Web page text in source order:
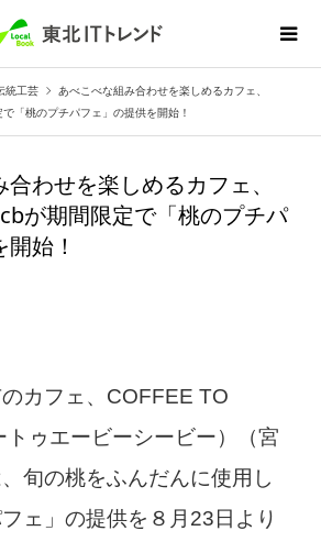
統工芸
あべこべな組み合わせを楽しめるカフェ、
「桃のプチパフェ」の提供を開始！
わせを楽しめるカフェ、
が期間限定で「桃のプチパ
始！
カフェ、COFFEE TO
ゥエービーシービー）（宮
旬の桃をふんだんに使用し
ェ」の提供を８月23日より